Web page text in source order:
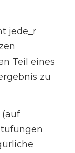
jede_r
Teil eines
zu